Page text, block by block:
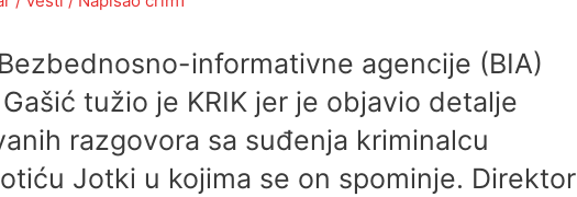
informativne agencije (BIA)
tužio je KRIK jer je objavio detalje
razgovora sa suđenja kriminalcu
Jotki u kojima se on spominje. Direktor